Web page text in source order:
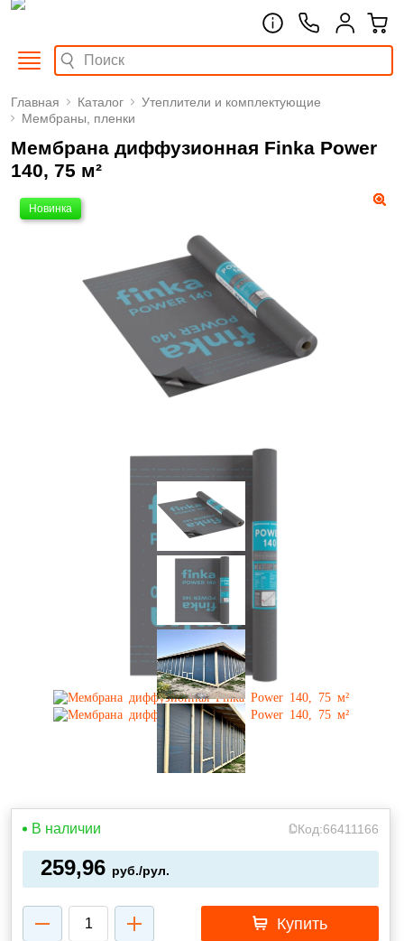
Главная Каталог
Утеплители и комплектующие
Мембраны, пленки
Мембрана диффузионная Finka Power
140, 75 м²
Новинка
В наличии Код:66411166
259,96 руб./рул.
Купить